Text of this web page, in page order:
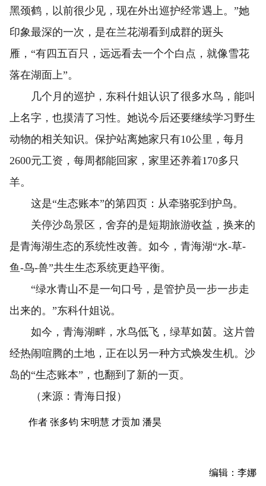
黑颈鹤，以前很少见，现在外出巡护经常遇上。”她
印象最深的一次，是在兰花湖看到成群的斑头
雁，“有四五百只，远远看去一个个白点，就像雪花
落在湖面上”。
几个月的巡护，东科什姐认识了很多水鸟，能叫
上名字，也摸清了习性。她说今后还要继续学习野生
动物的相关知识。保护站离她家只有10公里，每月
2600元工资，每周都能回家，家里还养着170多只
羊。
这是“生态账本”的第四页：从牵骆驼到护鸟。
关停沙岛景区，舍弃的是短期旅游收益，换来的
是青海湖生态的系统性改善。如今，青海湖“水-草-
鱼-鸟-兽”共生生态系统更趋平衡。
“绿水青山不是一句口号，是管护员一步一步走
出来的。”东科什姐说。
如今，青海湖畔，水鸟低飞，绿草如茵。这片曾
经热闹喧腾的土地，正在以另一种方式焕发生机。沙
岛的“生态账本”，也翻到了新的一页。
（来源：青海日报）
作者 张多钧 宋明慧 才贡加 潘昊
编辑：李娜